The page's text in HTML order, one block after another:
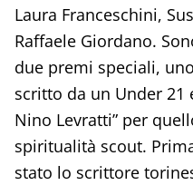
Laura Franceschini,
Raffaele Giordano.
due premi speciali,
scritto da un Under 21
Nino Levratti” per
spiritualità scout.
stato lo scrittore